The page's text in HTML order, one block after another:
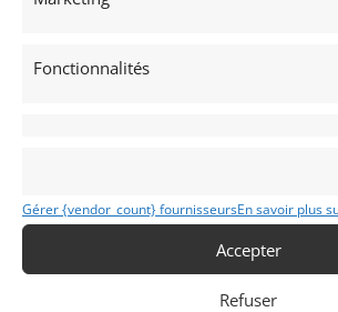
Fonctionnalités
Gérer {vendor_count} fournisseursEn savoir plus
Accepter
Refuser
Vendu par : Franco LEMBO